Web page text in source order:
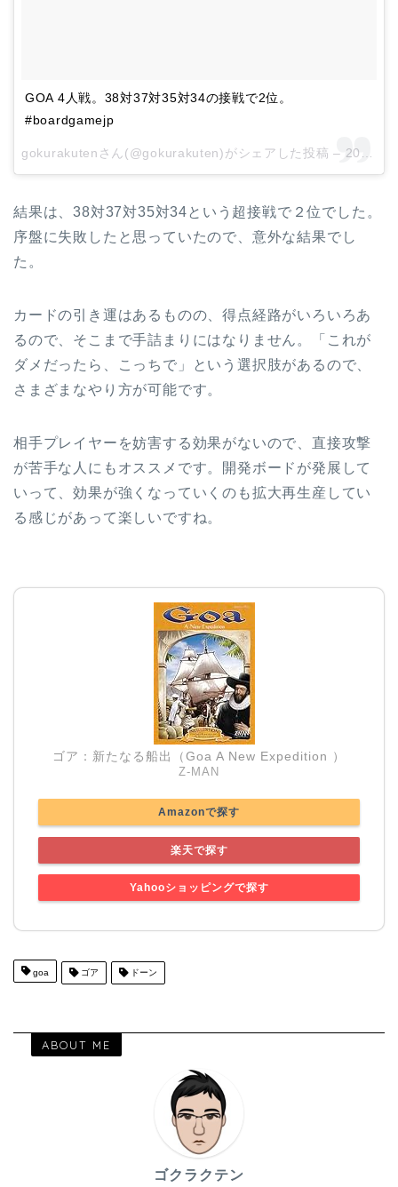
GOA 4人戦。38対37対35対34の接戦で2位。
#boardgamejp
gokurakutenさん(@gokurakuten)がシェアした投稿 – 2017 8月 29 9:25午前 PDT
結果は、38対37対35対34という超接戦で２位でした。
序盤に失敗したと思っていたので、意外な結果でし
た。
カードの引き運はあるものの、得点経路がいろいろあ
るので、そこまで手詰まりにはなりません。「これが
ダメだったら、こっちで」という選択肢があるので、
さまざまなやり方が可能です。
相手プレイヤーを妨害する効果がないので、直接攻撃
が苦手な人にもオススメです。開発ボードが発展して
いって、効果が強くなっていくのも拡大再生産してい
る感じがあって楽しいですね。
ゴア：新たなる船出（Goa A New Expedition ）
Z-MAN
Amazonで探す
楽天で探す
Yahooショッピングで探す
goa ゴア ドーン
ABOUT ME
ゴクラクテン